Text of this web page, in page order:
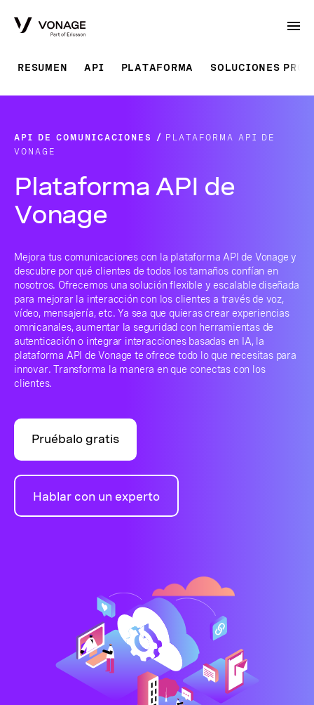
RESUMEN API PLATAFORMA SOLUCIONES
API DE COMUNICACIONES
PLATAFORMA API DE
VONAGE
Plataforma API de
Vonage
Mejora tus comunicaciones con la plataforma API de Vonage y
descubre por qué clientes de todos los tamaños confían en
nosotros. Ofrecemos una solución flexible y escalable diseñada
para mejorar la interacción con los clientes a través de voz,
vídeo, mensajería, etc. Ya sea que quieras crear experiencias
omnicanales, aumentar la seguridad con herramientas de
autenticación o integrar interacciones basadas en IA, la
plataforma API de Vonage te ofrece todo lo que necesitas para
innovar. Transforma la manera en que conectas con los
clientes.
Pruébalo gratis
Hablar con un experto